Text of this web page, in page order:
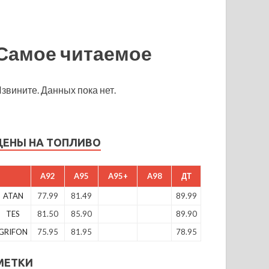
читаемое
Данных пока нет.
НА ТОПЛИВО
A92 A95 A95+ A98 ДТ
ATAN 77.99 81.49
89.99
TES
81.50 85.90
89.90
75.95 81.95 78.95